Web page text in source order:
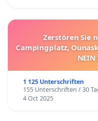
Zerstören Sie
Campingplatz,
1 125 Unterschriften
155 Unterschriften / 30
4 Oct 2025